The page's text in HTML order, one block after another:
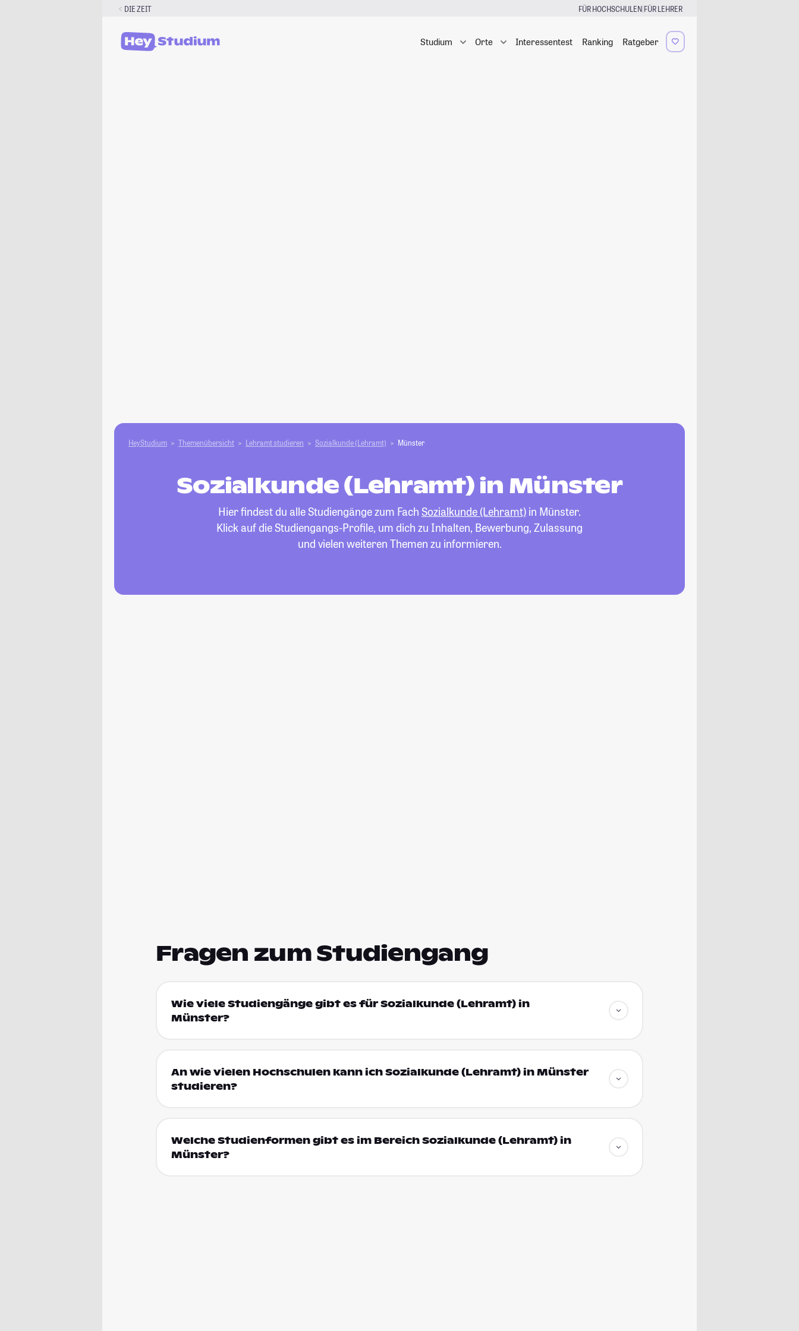
DIE ZEIT FÜR HOCHSCHULEN|FÜR LEHRER
Studium Orte Interessentest Ranking Ratgeber
HeyStudium Themenübersicht Lehramt studieren Sozialkunde (Lehramt) Münster
Sozialkunde (Lehramt) in Münster
Hier findest du alle Studiengänge zum Fach Sozialkunde (Lehramt) in Münster.
Klick auf die Studiengangs-Profile, um dich zu Inhalten, Bewerbung, Zulassung
und vielen weiteren Themen zu informieren.
Fragen zum Studiengang
Wie viele Studiengänge gibt es für Sozialkunde (Lehramt) in
Münster?
An wie vielen Hochschulen kann ich Sozialkunde (Lehramt) in Münster
studieren?
Welche Studienformen gibt es im Bereich Sozialkunde (Lehramt) in
Münster?